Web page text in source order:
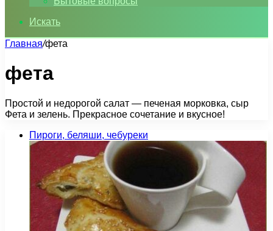
Искать
Главная/фета
фета
Простой и недорогой салат — печеная морковка, сыр
Фета и зелень. Прекрасное сочетание и вкусное!
Пироги, беляши, чебуреки